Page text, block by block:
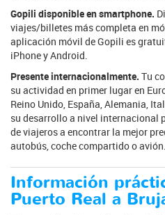
Gopili disponible en smartphone.
viajes/billetes más completa en
aplicación móvil de Gopili es
iPhone y Android.
Presente internacionalmente. Tu
su actividad en primer lugar en
Reino Unido, España, Alemania,
su desarrollo a nivel internacional
de viajeros a encontrar la mejor
autobús, coche compartido o avión.
Información
Puerto Real a